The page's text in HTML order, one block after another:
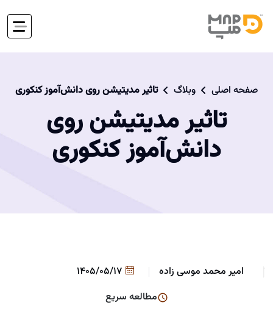
صفحه اصلی وبلاگ تاثیر مدیتیشن روی دانش‌آموز کنکوری
تاثیر مدیتیشن روی
دانش‌آموز کنکوری
امیر محمد موسی زاده
مطالعه سریع